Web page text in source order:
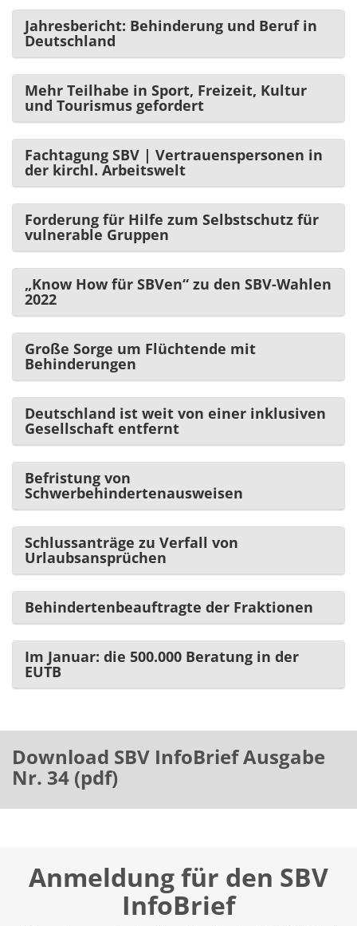
Jahresbericht: Behinderung und Beruf in
Deutschland
Mehr Teilhabe in Sport, Freizeit, Kultur
und Tourismus gefordert
Fachtagung SBV | Vertrauenspersonen in
der kirchl. Arbeitswelt
Forderung für Hilfe zum Selbstschutz für
vulnerable Gruppen
„Know How für SBVen“ zu den SBV-Wahlen
2022
Große Sorge um Flüchtende mit
Behinderungen
Deutschland ist weit von einer inklusiven
Gesellschaft entfernt
Befristung von
Schwerbehindertenausweisen
Schlussanträge zu Verfall von
Urlaubsansprüchen
Behindertenbeauftragte der Fraktionen
Im Januar: die 500.000 Beratung in der
EUTB
Download SBV InfoBrief Ausgabe
Nr. 34 (pdf)
Anmeldung für den SBV
InfoBrief